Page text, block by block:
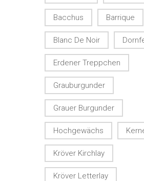
Bacchus Barrique
Blanc De Noir
Erdener Treppchen
Grauburgunder
Grauer Burgunder
Hochgewächs
Kröver Kirchlay
Kröver Letterlay